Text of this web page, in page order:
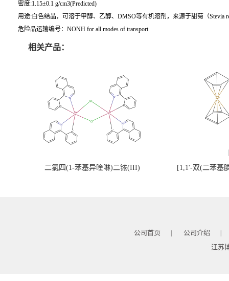
密度:1.15±0.1 g/cm3(Predicted)
用途:白色结晶，可溶于甲醇、乙醇、DMSO等有机溶剂，来源于甜菊（Stevia
危险品运输编号：NONH for all modes of transport
相关产品：
二氯四(1-苯基异喹啉)二铱(III) [1,1'-双(二苯基
公司首页 | 公司介绍 |
江苏